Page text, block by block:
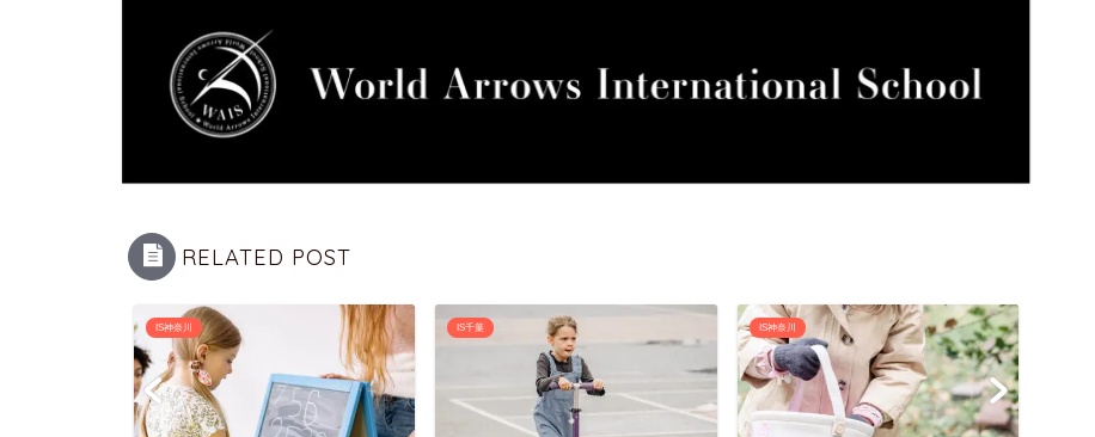
RELATED POST
IS神奈川 IS千葉 IS神奈川